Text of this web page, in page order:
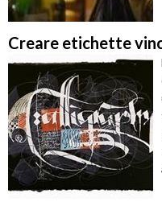
Creare etichette